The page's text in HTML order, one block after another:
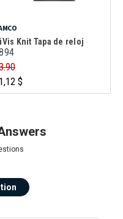
Knit Tapa de reloj
$